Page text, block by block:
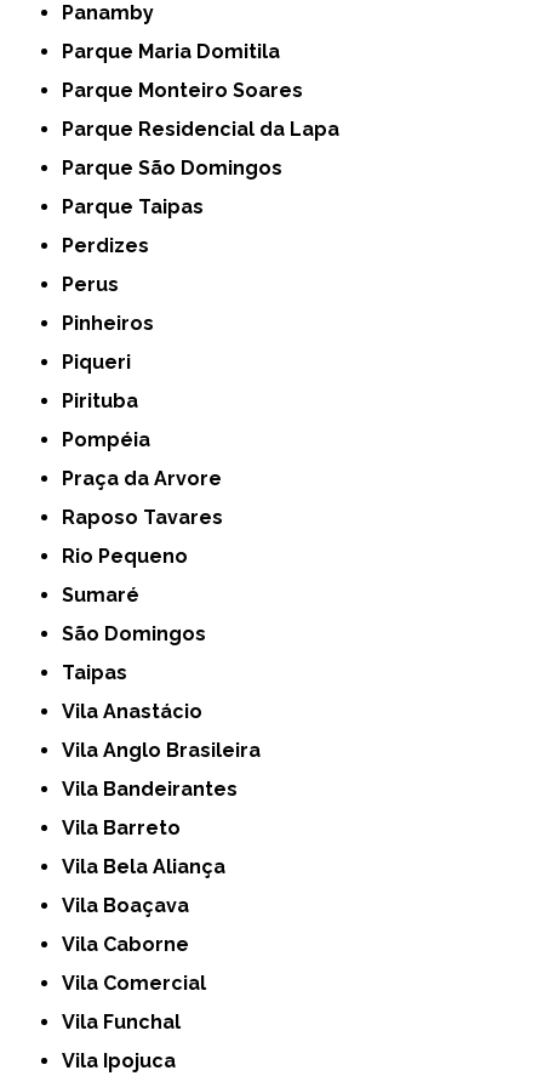
Panamby
Parque Maria Domitila
Parque Monteiro Soares
Parque Residencial da Lapa
Parque São Domingos
Parque Taipas
Perdizes
Perus
Pinheiros
Piqueri
Pirituba
Pompéia
Praça da Arvore
Raposo Tavares
Rio Pequeno
Sumaré
São Domingos
Taipas
Vila Anastácio
Vila Anglo Brasileira
Vila Bandeirantes
Vila Barreto
Vila Bela Aliança
Vila Boaçava
Vila Caborne
Vila Comercial
Vila Funchal
Vila Ipojuca